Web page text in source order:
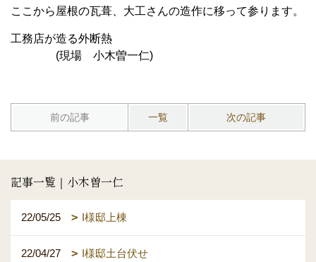
ここから屋根の瓦葺、大工さんの造作に移って参ります。
工務店が造る外断熱
(現場 小木曽一仁)
前の記事 一覧 次の記事
記事一覧｜小木曽一仁
22/05/25 I様邸上棟
22/04/27 I様邸土台伏せ